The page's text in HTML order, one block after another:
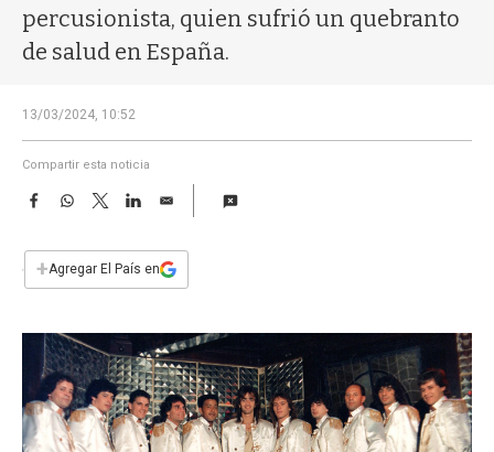
percusionista, quien sufrió un quebranto
de salud en España.
13/03/2024, 10:52
Compartir esta noticia
F
e
b
k
W
s
p
T
w
t
L
n
E
i
l
+Agregar El País en